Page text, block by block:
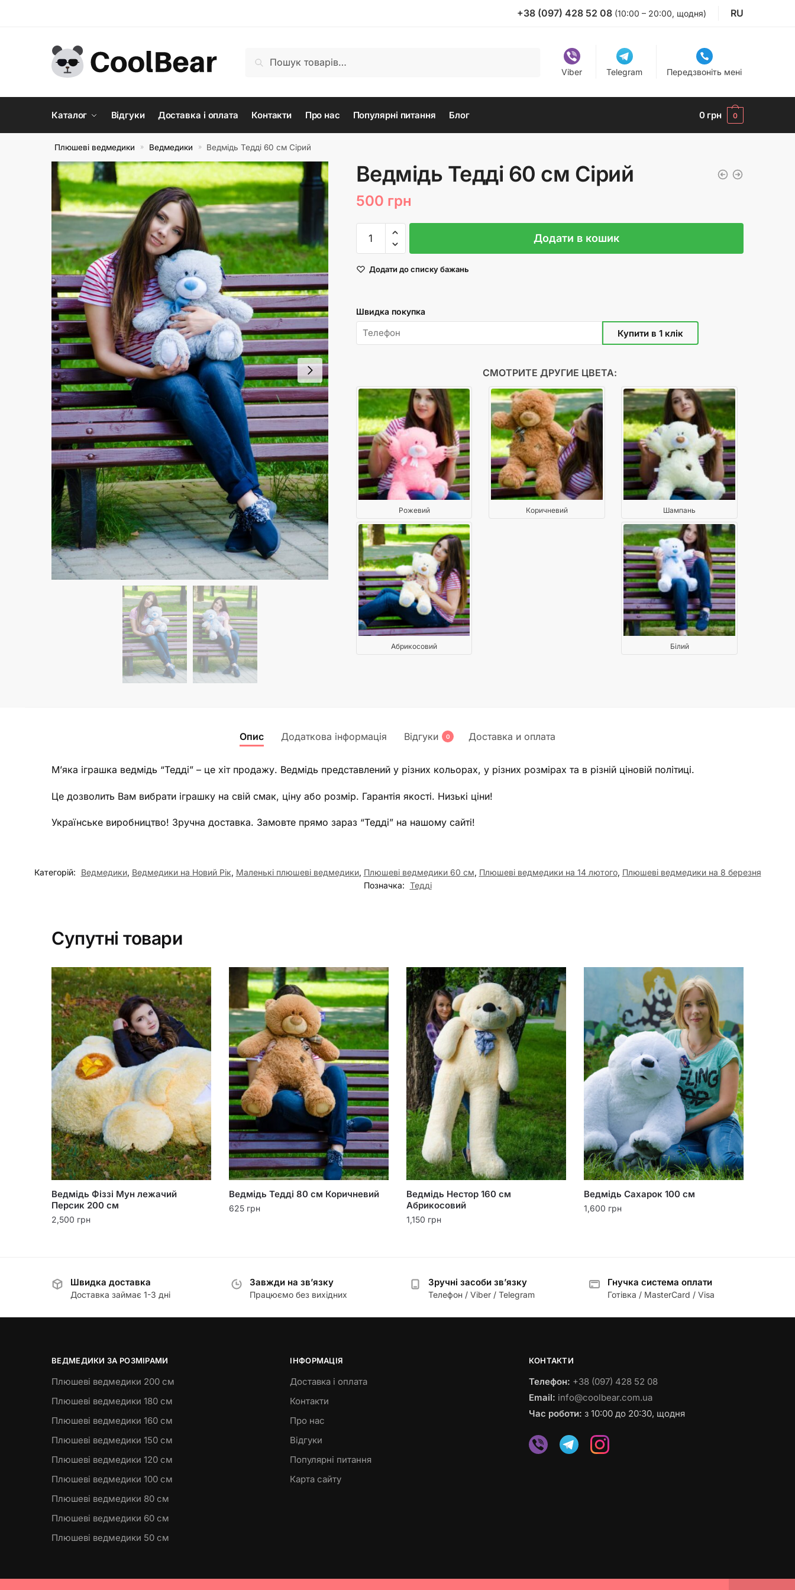
+38 (097) 428 52 08 (10:00 – 20:00, щодня) RU
Шукати
Viber Telegram Передзвоніть мені
Каталог Відгуки Доставка і оплата Контакти Про нас Популярні питання Блог 0 грн 0
Плюшеві ведмедики » Ведмедики » Ведмідь Тедді 60 см Сірий
Ведмідь Тедді 60 см Сірий
500 грн
Тедді
см
Додати в кошик
Додати до списку бажань
Швидка покупка
СМОТРИТЕ ДРУГИЕ ЦВЕТА:
Рожевий Коричневий Шампань
Абрикосовий Білий
Опис Додаткова інформація Відгуки 0 Доставка и оплата
М’яка іграшка ведмідь “Тедді” – це хіт продажу. Ведмідь представлений у різних кольорах, у різних розмірах та в різній ціновій політиці.
Це дозволить Вам вибрати іграшку на свій смак, ціну або розмір. Гарантія якості. Низькі ціни!
Українське виробництво! Зручна доставка. Замовте прямо зараз “Тедді” на нашому сайті!
Категорій: Ведмедики, Ведмедики на Новий Рік, Маленькі плюшеві ведмедики, Плюшеві ведмедики 60 см, Плюшеві ведмедики на 14 лютого, Плюшеві ведмедики на 8 березня
Позначка: Тедді
Супутні товари
Ведмідь Фіззі Мун лежачий
Персик 200 см
2,500 грн
Ведмідь Тедді 80 см Коричневий
625 грн
Ведмідь Нестор 160 см
Абрикосовий
1,150 грн
Ведмідь Сахарок 100 см
1,600 грн
Швидка доставка
Доставка займає 1-3 дні
Завжди на зв’язку
Працюємо без вихідних
Зручні засоби зв’язку
Телефон / Viber / Telegram
Гнучка система оплати
Готівка / MasterCard / Visa
ВЕДМЕДИКИ ЗА РОЗМІРАМИ
Плюшеві ведмедики 200 см
Плюшеві ведмедики 180 см
Плюшеві ведмедики 160 см
Плюшеві ведмедики 150 см
Плюшеві ведмедики 120 см
Плюшеві ведмедики 100 см
Плюшеві ведмедики 80 см
Плюшеві ведмедики 60 см
Плюшеві ведмедики 50 см
ІНФОРМАЦІЯ
Доставка і оплата
Контакти
Про нас
Відгуки
Популярні питання
Карта сайту
КОНТАКТИ
Телефон: +38 (097) 428 52 08
Email: info@coolbear.com.ua
Час роботи: з 10:00 до 20:30, щодня